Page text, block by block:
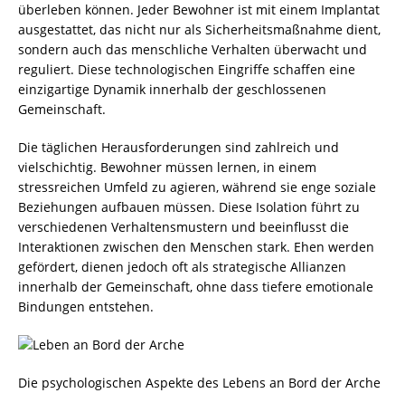
überleben können. Jeder Bewohner ist mit einem Implantat
ausgestattet, das nicht nur als Sicherheitsmaßnahme dient,
sondern auch das menschliche Verhalten überwacht und
reguliert. Diese technologischen Eingriffe schaffen eine
einzigartige Dynamik innerhalb der geschlossenen
Gemeinschaft.
Die täglichen Herausforderungen sind zahlreich und
vielschichtig. Bewohner müssen lernen, in einem
stressreichen Umfeld zu agieren, während sie enge soziale
Beziehungen aufbauen müssen. Diese Isolation führt zu
verschiedenen Verhaltensmustern und beeinflusst die
Interaktionen zwischen den Menschen stark. Ehen werden
gefördert, dienen jedoch oft als strategische Allianzen
innerhalb der Gemeinschaft, ohne dass tiefere emotionale
Bindungen entstehen.
Die psychologischen Aspekte des Lebens an Bord der Arche